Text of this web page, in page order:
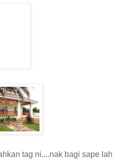
tag ni....nak bagi sape lah